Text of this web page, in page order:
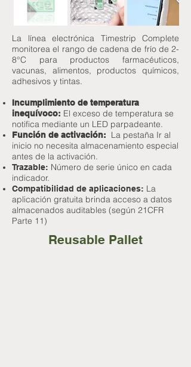
La línea electrónica Timestrip Complete
monitorea el rango de cadena de frío de 2-
8°C para productos farmacéuticos,
vacunas, alimentos, productos químicos,
adhesivos y tintas.
Incumplimiento de temperatura
inequívoco: El exceso de temperatura se
notifica mediante un LED parpadeante.
Función de activación:
La pestaña Ir al
inicio no necesita almacenamiento especial
antes de la activación.
Trazable: Número de serie único en cada
indicador.
Compatibilidad de aplicaciones: La
aplicación gratuita brinda acceso a datos
almacenados auditables (según 21CFR
Parte 11)
Reusable Pallet